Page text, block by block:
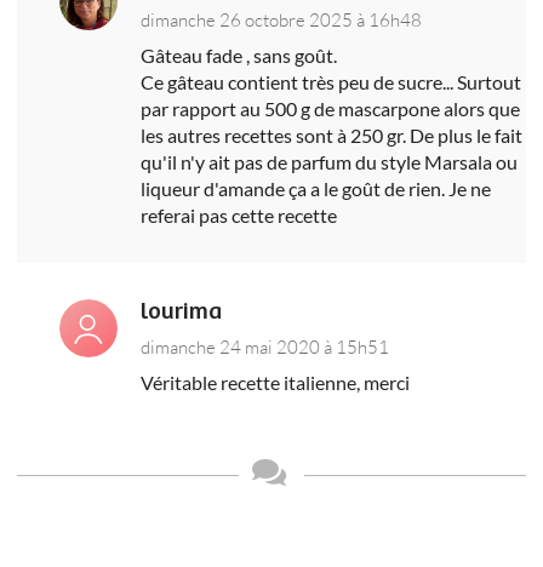
dimanche 26 octobre 2025 à 16h48
Gâteau fade , sans goût.
Ce gâteau contient très peu de sucre... Surtout
par rapport au 500 g de mascarpone alors que
les autres recettes sont à 250 gr. De plus le fait
qu'il n'y ait pas de parfum du style Marsala ou
liqueur d'amande ça a le goût de rien. Je ne
referai pas cette recette
lourima
dimanche 24 mai 2020 à 15h51
Véritable recette italienne, merci